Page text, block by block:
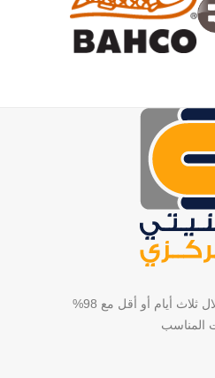
نقوم بشحن بضائعنا خلال ثلاث أيام أو أقل مع 98%
المناسب